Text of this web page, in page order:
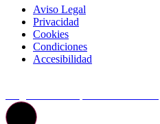
Aviso Legal
Privacidad
Cookies
Condiciones
Accesibilidad